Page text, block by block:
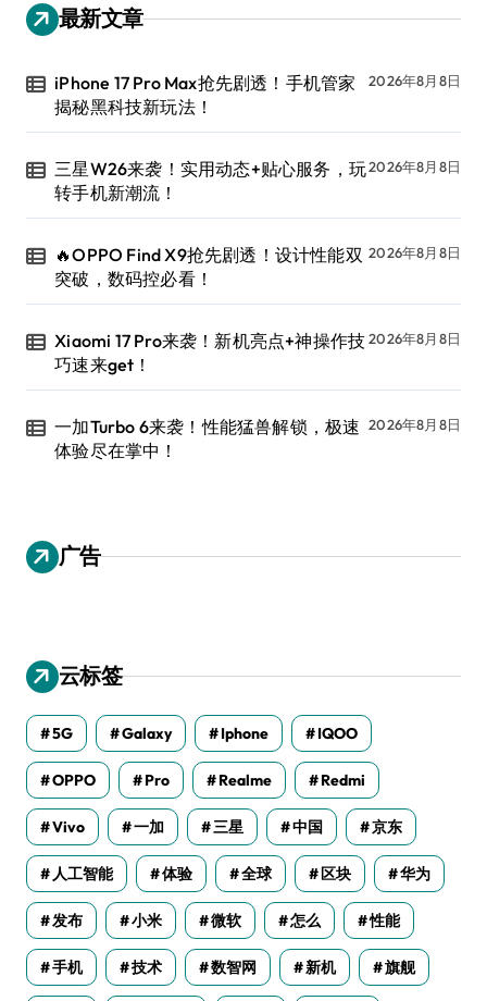
最新文章
iPhone 17 Pro Max抢先剧透！手机管家
揭秘黑科技新玩法！
2026年8月8日
三星W26来袭！实用动态+贴心服务，玩
转手机新潮流！
2026年8月8日
🔥OPPO Find X9抢先剧透！设计性能双
突破，数码控必看！
2026年8月8日
Xiaomi 17 Pro来袭！新机亮点+神操作技
巧速来get！
2026年8月8日
一加Turbo 6来袭！性能猛兽解锁，极速
体验尽在掌中！
2026年8月8日
广告
云标签
5G Galaxy Iphone IQOO
OPPO Pro Realme Redmi
Vivo 一加 三星 中国 京东
人工智能 体验 全球 区块 华为
发布 小米 微软 怎么 性能
手机 技术 数智网 新机 旗舰